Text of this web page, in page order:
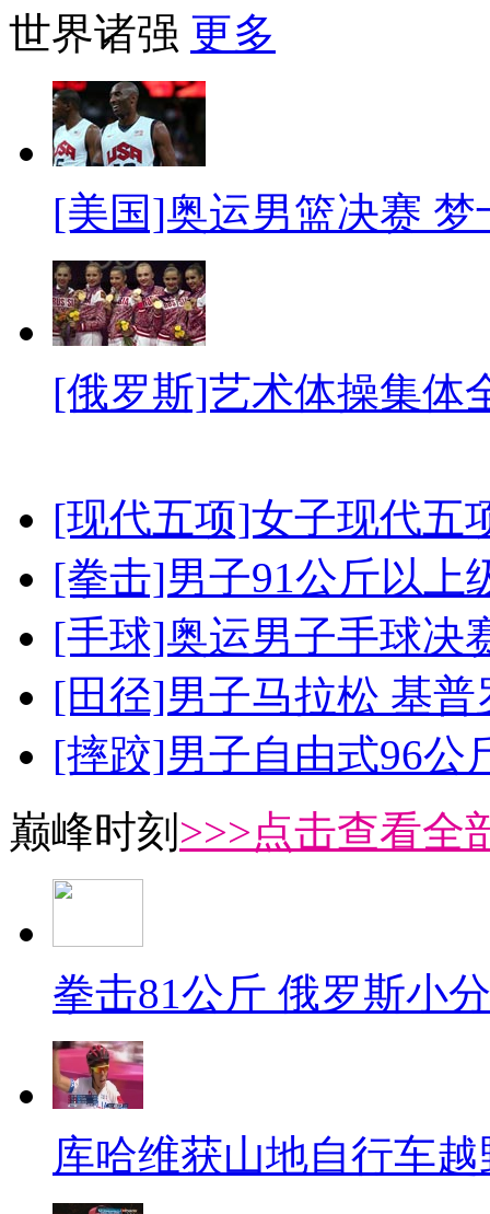
世界诸强 更多
[美国]奥运男篮决赛
[俄罗斯]艺术体操集体
[现代五项]女子现代五
[拳击]男子91公斤以上
[手球]奥运男子手球决
[田径]男子马拉松 基
[摔跤]男子自由式96公
巅峰时刻 >>>点击查看全
拳击81公斤 俄罗斯小
库哈维获山地自行车